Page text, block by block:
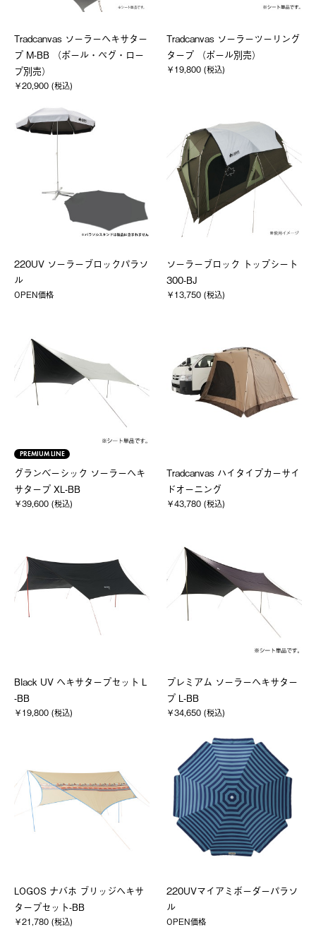
Tradcanvas ソーラーヘキサター
プ M-BB （ポール・ペグ・ロー
プ別売）
￥20,900 (税込)
Tradcanvas ソーラーツーリング
タープ （ポール別売）
￥19,800 (税込)
220UV ソーラーブロックパラソ
ル
OPEN価格
ソーラーブロック トップシート
300-BJ
￥13,750 (税込)
PREMIUM LINE
グランベーシック ソーラーヘキ
サタープ XL-BB
￥39,600 (税込)
Tradcanvas ハイタイプカーサイ
ドオーニング
￥43,780 (税込)
Black UV ヘキサタープセット L
-BB
￥19,800 (税込)
プレミアム ソーラーヘキサター
プ L-BB
￥34,650 (税込)
LOGOS ナバホ ブリッジヘキサ
タープセット-BB
￥21,780 (税込)
220UVマイアミボーダーパラソ
ル
OPEN価格